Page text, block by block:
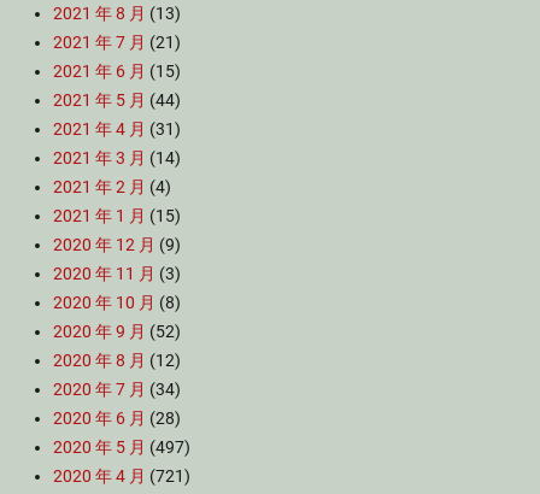
2021 年 8 月 (13)
2021 年 7 月 (21)
2021 年 6 月 (15)
2021 年 5 月 (44)
2021 年 4 月 (31)
2021 年 3 月 (14)
2021 年 2 月 (4)
2021 年 1 月 (15)
2020 年 12 月 (9)
2020 年 11 月 (3)
2020 年 10 月 (8)
2020 年 9 月 (52)
2020 年 8 月 (12)
2020 年 7 月 (34)
2020 年 6 月 (28)
2020 年 5 月 (497)
2020 年 4 月 (721)